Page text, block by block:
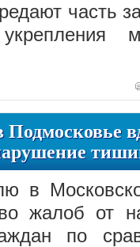
часть
в
жалоб от
по